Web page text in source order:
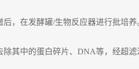
后， 在发酵罐/生物反应器进行批培
其中的蛋白碎片、 DNA等，经超滤